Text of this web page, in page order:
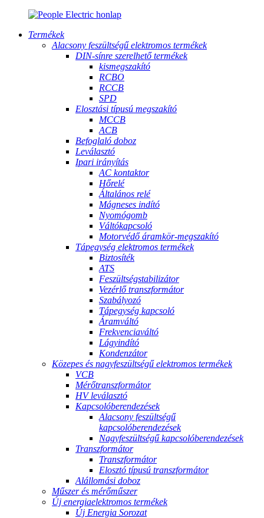
Termékek
Alacsony feszültségű elektromos termékek
DIN-sínre szerelhető termékek
kismegszakító
RCBO
RCCB
SPD
Elosztási típusú megszakító
MCCB
ACB
Befoglaló doboz
Leválasztó
Ipari irányítás
AC kontaktor
Hőrelé
Általános relé
Mágneses indító
Nyomógomb
Váltókapcsoló
Motorvédő áramkör-megszakító
Tápegység elektromos termékek
Biztosíték
ATS
Feszültségstabilizátor
Vezérlő transzformátor
Szabályozó
Tápegység kapcsoló
Áramváltó
Frekvenciaváltó
Lágyindító
Kondenzátor
Közepes és nagyfeszültségű elektromos termékek
VCB
Mérőtranszformátor
HV leválasztó
Kapcsolóberendezések
Alacsony feszültségű
kapcsolóberendezések
Nagyfeszültségű kapcsolóberendezések
Transzformátor
Transzformátor
Elosztó típusú transzformátor
Alállomási doboz
Műszer és mérőműszer
Új energiaelektromos termékek
Új Energia Sorozat